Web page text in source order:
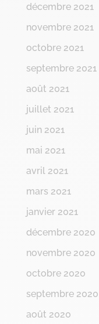
décembre 2021
novembre 2021
octobre 2021
septembre 2021
août 2021
juillet 2021
juin 2021
mai 2021
avril 2021
mars 2021
janvier 2021
décembre 2020
novembre 2020
octobre 2020
septembre 2020
août 2020